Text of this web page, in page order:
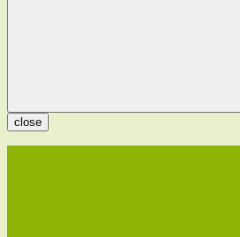
close